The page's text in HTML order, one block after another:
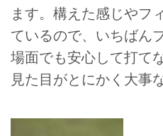
ます。構えた感じやフ
ているので、いちばん
場面でも安心して打て
見た目がとにかく大事